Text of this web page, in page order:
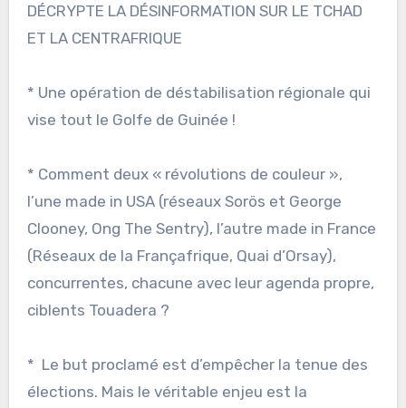
DÉCRYPTE LA DÉSINFORMATION SUR LE TCHAD
ET LA CENTRAFRIQUE
* Une opération de déstabilisation régionale qui
vise tout le Golfe de Guinée !
* Comment deux « révolutions de couleur »,
l’une made in USA (réseaux Sorös et George
Clooney, Ong The Sentry), l’autre made in France
(Réseaux de la Françafrique, Quai d’Orsay),
concurrentes, chacune avec leur agenda propre,
ciblents Touadera ?
* Le but proclamé est d’empêcher la tenue des
élections. Mais le véritable enjeu est la